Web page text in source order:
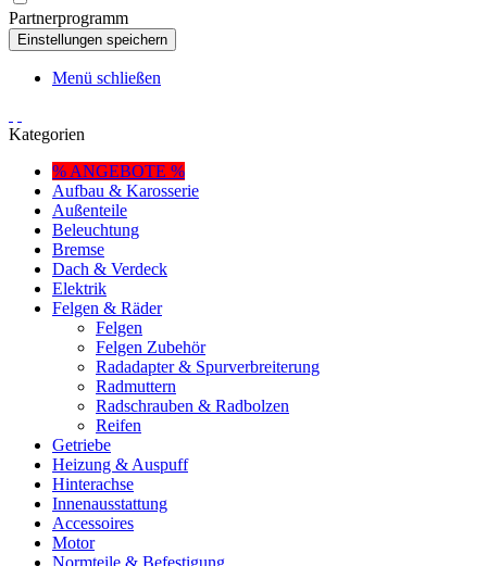
Partnerprogramm
Menü schließen
Kategorien
% ANGEBOTE %
Aufbau & Karosserie
Außenteile
Beleuchtung
Bremse
Dach & Verdeck
Elektrik
Felgen & Räder
Felgen
Felgen Zubehör
Radadapter & Spurverbreiterung
Radmuttern
Radschrauben & Radbolzen
Reifen
Getriebe
Heizung & Auspuff
Hinterachse
Innenausstattung
Accessoires
Motor
Normteile & Befestigung